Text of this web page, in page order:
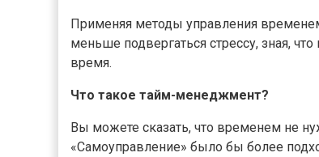
Применяя методы управления
меньше подвергаться стрессу, зная,
время.
Что такое тайм-менеджмент?
Вы можете сказать, что временем не
«Самоуправление» было бы более